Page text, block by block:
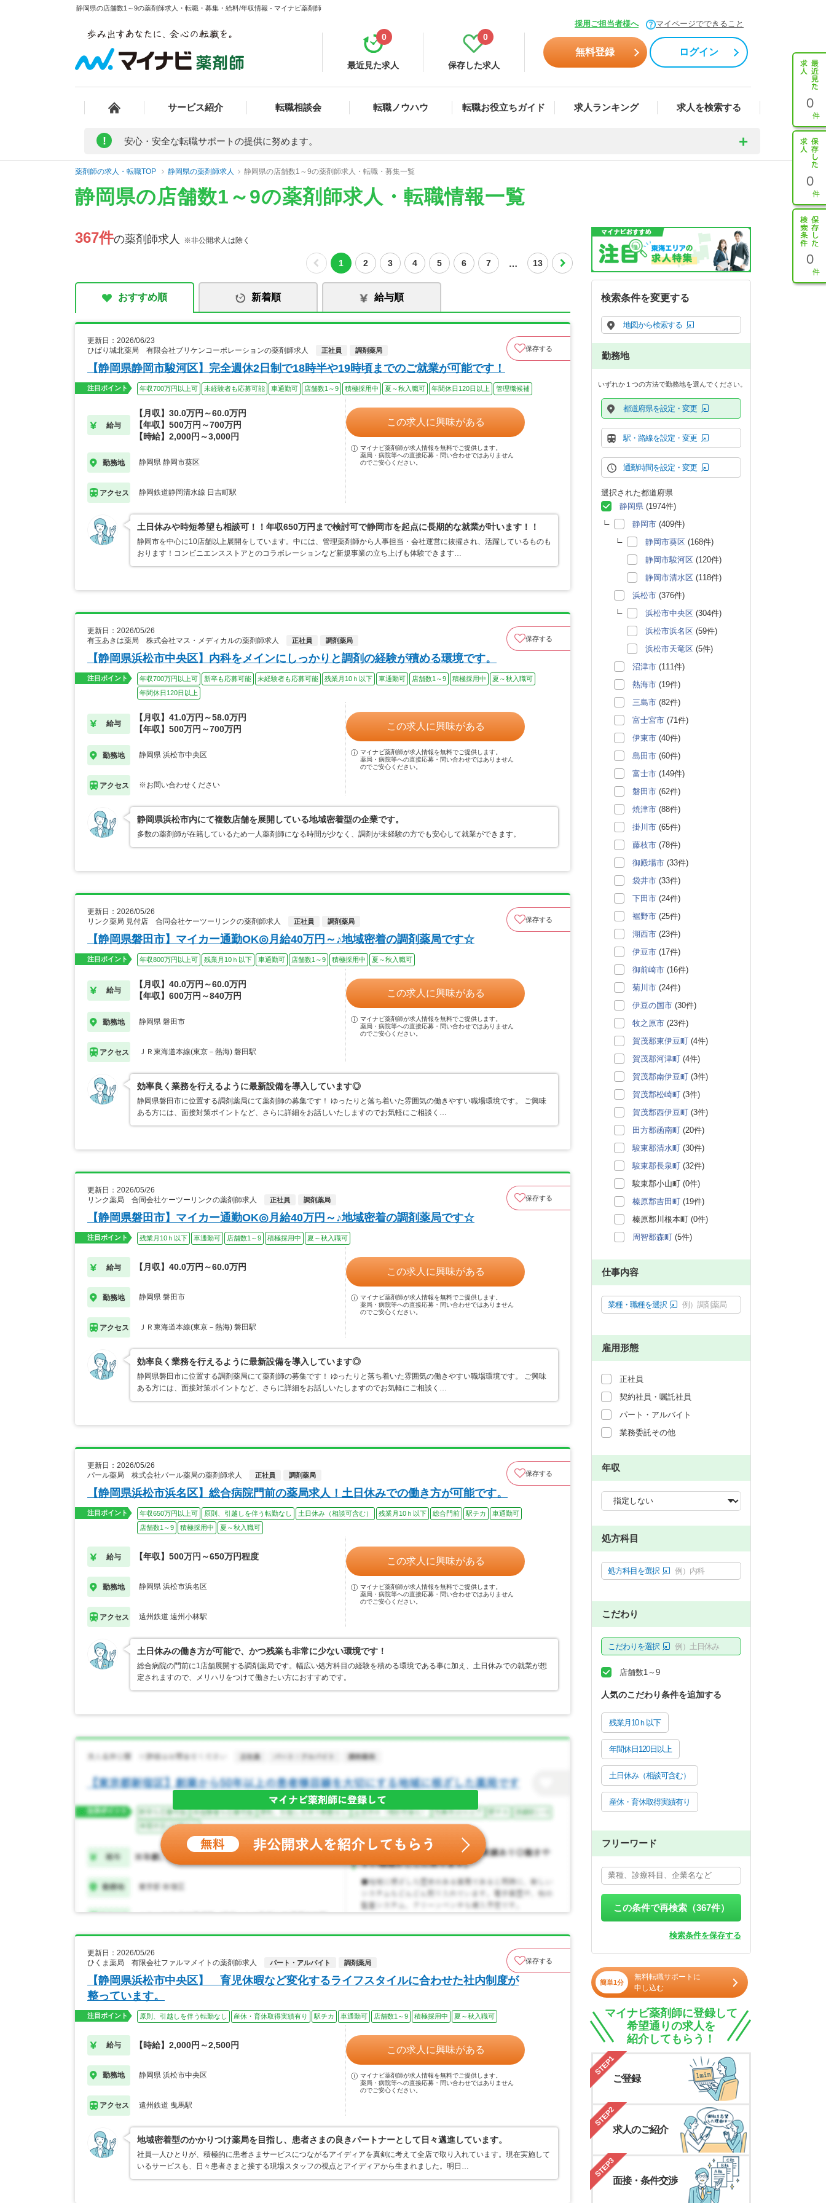
静岡県の店舗数1～9の薬剤師求人・転職・募集・給料/年収情報 - マイナビ薬剤師
採用ご担当者様へ マイページでできること
最近見た求人
0
保存した求人
0
無料登録 ログイン
サービス紹介 転職相談会 転職ノウハウ 転職お役立ちガイド 求人ランキング 求人を検索する 0
0
0
! 安心・安全な転職サポートの提供に努めます。
薬剤師の求人・転職TOP 静岡県の薬剤師求人 静岡県の店舗数1～9の薬剤師求人・転職・募集一覧
静岡県の店舗数1～9の薬剤師求人・転職情報一覧
367件の薬剤師求人 ※非公開求人は除く
1 2 3 4 5 6 7 … 13
おすすめ順 新着順 給与順
更新日：2026/06/23
ひばり城北薬局 有限会社ブリケンコーポレーションの薬剤師求人
正社員 調剤薬局 保存する
【静岡県静岡市駿河区】完全週休2日制で18時半や19時頃までのご就業が可能です！
注目ポイント 年収700万円以上可 未経験者も応募可能 車通勤可 店舗数1～9 積極採用中 夏～秋入職可 年間休日120日以上 管理職候補
給与
【月収】30.0万円～60.0万円
【年収】500万円～700万円
【時給】2,000円～3,000円
勤務地 静岡県 静岡市葵区
アクセス 静岡鉄道静岡清水線 日吉町駅
この求人に興味がある
マイナビ薬剤師が求人情報を無料でご提供します。
薬局・病院等への直接応募・問い合わせではありません
のでご安心ください。
土日休みや時短希望も相談可！！年収650万円まで検討可で静岡市を起点に長期的な就業が叶います！！
静岡市を中心に10店舗以上展開をしています。中には、管理薬剤師から人事担当・会社運営に抜擢され、活躍しているものも
おります！コンビニエンスストアとのコラボレーションなど新規事業の立ち上げも体験できます…
更新日：2026/05/26
有玉あきは薬局 株式会社マス・メディカルの薬剤師求人
正社員 調剤薬局 保存する
【静岡県浜松市中央区】内科をメインにしっかりと調剤の経験が積める環境です。
注目ポイント 年収700万円以上可 新卒も応募可能 未経験者も応募可能 残業月10ｈ以下 車通勤可 店舗数1～9 積極採用中
夏～秋入職可
年間休日120日以上
給与
【月収】41.0万円～58.0万円
【年収】500万円～700万円
勤務地 静岡県 浜松市中央区
アクセス ※お問い合わせください
この求人に興味がある
マイナビ薬剤師が求人情報を無料でご提供します。
薬局・病院等への直接応募・問い合わせではありません
のでご安心ください。
静岡県浜松市内にて複数店舗を展開している地域密着型の企業です。
多数の薬剤師が在籍しているため一人薬剤師になる時間が少なく、調剤が未経験の方でも安心して就業ができます。
更新日：2026/05/26
リンク薬局 見付店 合同会社ケーツーリンクの薬剤師求人
正社員 調剤薬局 保存する
【静岡県磐田市】マイカー通勤OK◎月給40万円～♪地域密着の調剤薬局です☆
注目ポイント 年収800万円以上可 残業月10ｈ以下 車通勤可 店舗数1～9 積極採用中 夏～秋入職可
給与
【月収】40.0万円～60.0万円
【年収】600万円～840万円
勤務地 静岡県 磐田市
アクセス ＪＲ東海道本線(東京－熱海) 磐田駅
この求人に興味がある
マイナビ薬剤師が求人情報を無料でご提供します。
薬局・病院等への直接応募・問い合わせではありません
のでご安心ください。
効率良く業務を行えるように最新設備を導入しています◎
静岡県磐田市に位置する調剤薬局にて薬剤師の募集です！ ゆったりと落ち着いた雰囲気の働きやすい職場環境です。 ご興味
ある方には、面接対策ポイントなど、さらに詳細をお話しいたしますのでお気軽にご相談く…
更新日：2026/05/26
リンク薬局 合同会社ケーツーリンクの薬剤師求人
正社員 調剤薬局 保存する
【静岡県磐田市】マイカー通勤OK◎月給40万円～♪地域密着の調剤薬局です☆
注目ポイント 残業月10ｈ以下 車通勤可 店舗数1～9 積極採用中 夏～秋入職可
給与 【月収】40.0万円～60.0万円
勤務地 静岡県 磐田市
アクセス ＪＲ東海道本線(東京－熱海) 磐田駅
この求人に興味がある
マイナビ薬剤師が求人情報を無料でご提供します。
薬局・病院等への直接応募・問い合わせではありません
のでご安心ください。
効率良く業務を行えるように最新設備を導入しています◎
静岡県磐田市に位置する調剤薬局にて薬剤師の募集です！ ゆったりと落ち着いた雰囲気の働きやすい職場環境です。 ご興味
ある方には、面接対策ポイントなど、さらに詳細をお話しいたしますのでお気軽にご相談く…
更新日：2026/05/26
パール薬局 株式会社パール薬局の薬剤師求人
正社員 調剤薬局 保存する
【静岡県浜松市浜名区】総合病院門前の薬局求人！土日休みでの働き方が可能です。
注目ポイント 年収650万円以上可 原則、引越しを伴う転勤なし 土日休み（相談可含む） 残業月10ｈ以下 総合門前 駅チカ
車通勤可
店舗数1～9
積極採用中 夏～秋入職可
給与 【年収】500万円～650万円程度
勤務地 静岡県 浜松市浜名区
アクセス 遠州鉄道 遠州小林駅
この求人に興味がある
マイナビ薬剤師が求人情報を無料でご提供します。
薬局・病院等への直接応募・問い合わせではありません
のでご安心ください。
土日休みの働き方が可能で、かつ残業も非常に少ない環境です！
総合病院の門前に1店舗展開する調剤薬局です。幅広い処方科目の経験を積める環境である事に加え、土日休みでの就業が想
定されますので、メリハリをつけて働きたい方におすすめです。
更新日：2026/05/26
ひくま薬局 有限会社ファルマメイトの薬剤師求人
パート・アルバイト 調剤薬局 保存する
【静岡県浜松市中央区】 育児休暇など変化するライフスタイルに合わせた社内制度が
整っています。
注目ポイント 原則、引越しを伴う転勤なし 産休・育休取得実績有り 駅チカ 車通勤可 店舗数1～9 積極採用中 夏～秋入職可
給与 【時給】2,000円～2,500円
勤務地 静岡県 浜松市中央区
アクセス 遠州鉄道 曳馬駅
この求人に興味がある
マイナビ薬剤師が求人情報を無料でご提供します。
薬局・病院等への直接応募・問い合わせではありません
のでご安心ください。
地域密着型のかかりつけ薬局を目指し、患者さまの良きパートナーとして日々邁進しています。
社員一人ひとりが、積極的に患者さまサービスにつながるアイディアを真剣に考えて全店で取り入れています。現在実施して
いるサービスも、日々患者さまと接する現場スタッフの視点とアイディアから生まれました。明日…
検索条件を変更する
地図から検索する
勤務地
いずれか１つの方法で勤務地を選んでください。
都道府県を設定・変更
駅・路線を設定・変更
通勤時間を設定・変更
選択された都道府県
静岡県 (1974件)
静岡市 (409件)
静岡市葵区 (168件)
静岡市駿河区 (120件)
静岡市清水区 (118件)
浜松市 (376件)
浜松市中央区 (304件)
浜松市浜名区 (59件)
浜松市天竜区 (5件)
沼津市 (111件)
熱海市 (19件)
三島市 (82件)
富士宮市 (71件)
伊東市 (40件)
島田市 (60件)
富士市 (149件)
磐田市 (62件)
焼津市 (88件)
掛川市 (65件)
藤枝市 (78件)
御殿場市 (33件)
袋井市 (33件)
下田市 (24件)
裾野市 (25件)
湖西市 (23件)
伊豆市 (17件)
御前崎市 (16件)
菊川市 (24件)
伊豆の国市 (30件)
牧之原市 (23件)
賀茂郡東伊豆町 (4件)
賀茂郡河津町 (4件)
賀茂郡南伊豆町 (3件)
賀茂郡松崎町 (3件)
賀茂郡西伊豆町 (3件)
田方郡函南町 (20件)
駿東郡清水町 (30件)
駿東郡長泉町 (32件)
駿東郡小山町 (0件)
榛原郡吉田町 (19件)
榛原郡川根本町 (0件)
周智郡森町 (5件)
仕事内容
業種・職種を選択 例）調剤薬局
雇用形態
正社員
契約社員・嘱託社員
パート・アルバイト
業務委託その他
年収
処方科目
処方科目を選択 例）内科
こだわり
こだわりを選択 例）土日休み
店舗数1～9
人気のこだわり条件を追加する
残業月10ｈ以下
年間休日120日以上
土日休み（相談可含む）
産休・育休取得実績有り
フリーワード
この条件で再検索（367件）
検索条件を保存する
簡単1分
無料転職サポートに
申し込む
マイナビ薬剤師に登録して
希望通りの求人を
紹介してもらう！
STEP1
ご登録
STEP2
求人のご紹介
STEP3
面接・条件交渉